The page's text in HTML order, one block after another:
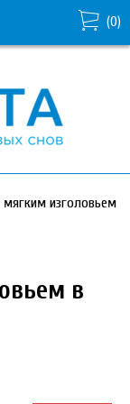
(0)
мягким изголовьем
в